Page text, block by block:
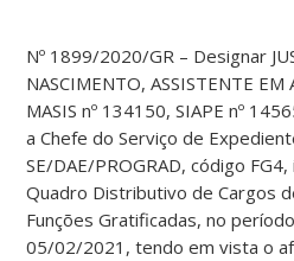
Nº 1899/2020/GR – Designar
NASCIMENTO, ASSISTENTE EM
MASIS nº 134150, SIAPE nº
a Chefe do Serviço de
SE/DAE/PROGRAD, código
Quadro Distributivo de Cargos
Funções Gratificadas, no
05/02/2021, tendo em vista o